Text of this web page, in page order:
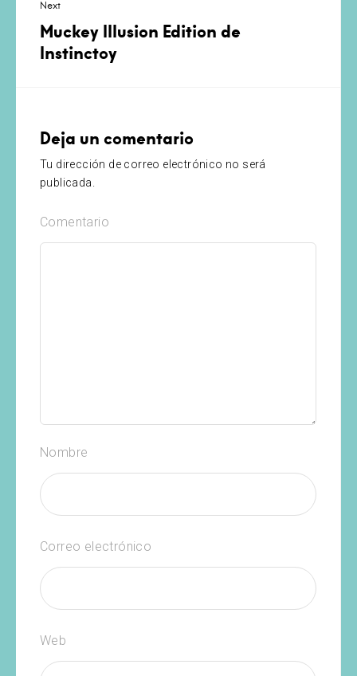
Next
Muckey Illusion Edition de
Instinctoy
Deja un comentario
Tu dirección de correo electrónico no será
publicada.
Comentario
Nombre
Correo electrónico
Web